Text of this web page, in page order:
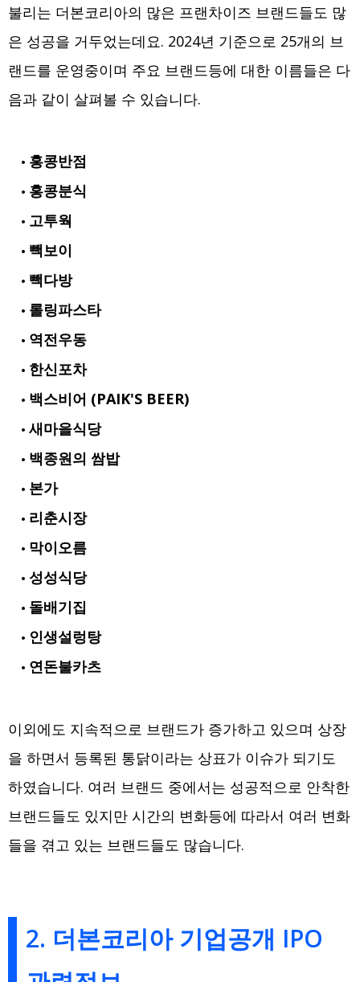
불리는 더본코리아의 많은 프랜차이즈 브랜드들도 많
은 성공을 거두었는데요. 2024년 기준으로 25개의 브
랜드를 운영중이며 주요 브랜드등에 대한 이름들은 다
음과 같이 살펴볼 수 있습니다.
홍콩반점
홍콩분식
고투웍
빽보이
빽다방
롤링파스타
역전우동
한신포차
백스비어 (PAIK'S BEER)
새마을식당
백종원의 쌈밥
본가
리춘시장
막이오름
성성식당
돌배기집
인생설렁탕
연돈불카츠
이외에도 지속적으로 브랜드가 증가하고 있으며 상장
을 하면서 등록된 통닭이라는 상표가 이슈가 되기도
하였습니다. 여러 브랜드 중에서는 성공적으로 안착한
브랜드들도 있지만 시간의 변화등에 따라서 여러 변화
들을 겪고 있는 브랜드들도 많습니다.
2. 더본코리아 기업공개 IPO